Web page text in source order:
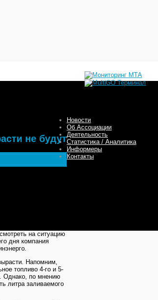
не будут
на ситуацию
дня компания
Напомним,
топливо 4-го и 5-
Однако, по мнению
литра заливаемого
Новости
Об Ассоциации
Деятельность
Статистика / Аналитика
Информеры
Контакты